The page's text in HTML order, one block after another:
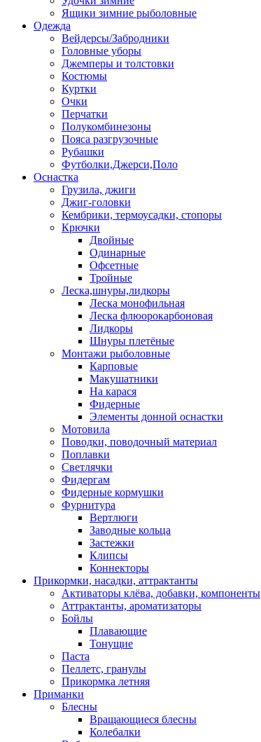
Ящики зимние рыболовные
Одежда
Вейдерсы/Забродники
Головные уборы
Джемперы и толстовки
Костюмы
Куртки
Очки
Перчатки
Полукомбинезоны
Пояса разгрузочные
Рубашки
Футболки,Джерси,Поло
Оснастка
Грузила, джиги
Джиг-головки
Кембрики, термоусадки, стопоры
Крючки
Двойные
Одинарные
Офсетные
Тройные
Леска,шнуры,лидкоры
Леска монофильная
Леска флюорокарбоновая
Лидкоры
Шнуры плетёные
Монтажи рыболовные
Карповые
Макушатники
На карася
Фидерные
Элементы донной оснастки
Мотовила
Поводки, поводочный материал
Поплавки
Светлячки
Фидергам
Фидерные кормушки
Фурнитура
Вертлюги
Заводные кольца
Застежки
Клипсы
Коннекторы
Прикормки, насадки, аттрактанты
Активаторы клёва, добавки, компоненты
Аттрактанты, ароматизаторы
Бойлы
Плавающие
Тонущие
Паста
Пеллетс, гранулы
Прикормка летняя
Приманки
Блесны
Вращающиеся блесны
Колебалки